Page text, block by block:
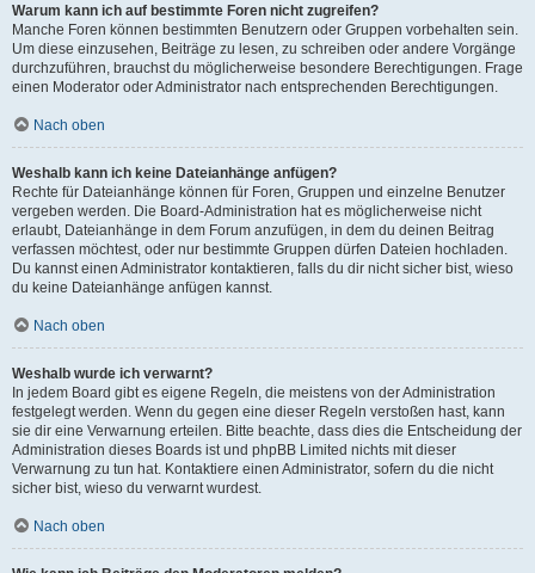
Warum kann ich auf bestimmte Foren nicht zugreifen?
Manche Foren können bestimmten Benutzern oder Gruppen vorbehalten sein.
Um diese einzusehen, Beiträge zu lesen, zu schreiben oder andere Vorgänge
durchzuführen, brauchst du möglicherweise besondere Berechtigungen. Frage
einen Moderator oder Administrator nach entsprechenden Berechtigungen.
Nach oben
Weshalb kann ich keine Dateianhänge anfügen?
Rechte für Dateianhänge können für Foren, Gruppen und einzelne Benutzer
vergeben werden. Die Board-Administration hat es möglicherweise nicht
erlaubt, Dateianhänge in dem Forum anzufügen, in dem du deinen Beitrag
verfassen möchtest, oder nur bestimmte Gruppen dürfen Dateien hochladen.
Du kannst einen Administrator kontaktieren, falls du dir nicht sicher bist, wieso
du keine Dateianhänge anfügen kannst.
Nach oben
Weshalb wurde ich verwarnt?
In jedem Board gibt es eigene Regeln, die meistens von der Administration
festgelegt werden. Wenn du gegen eine dieser Regeln verstoßen hast, kann
sie dir eine Verwarnung erteilen. Bitte beachte, dass dies die Entscheidung der
Administration dieses Boards ist und phpBB Limited nichts mit dieser
Verwarnung zu tun hat. Kontaktiere einen Administrator, sofern du die nicht
sicher bist, wieso du verwarnt wurdest.
Nach oben